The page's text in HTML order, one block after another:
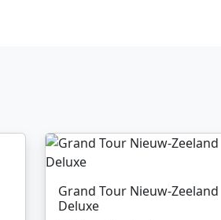
Grand Tour Nieuw-Zeeland
Deluxe